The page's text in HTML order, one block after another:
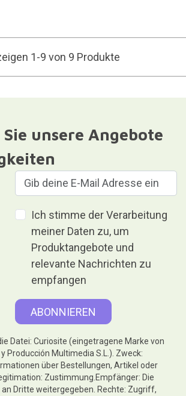
1-9 von 9 Produkte
unsere Angebote
Ich stimme der Verarbeitung
meiner Daten zu, um
Produktangebote und
relevante Nachrichten zu
empfangen
Datei: Curiosite (eingetragene Marke von
Producción Multimedia S.L.). Zweck:
über Bestellungen, Artikel oder
Zustimmung.Empfänger: Die
Dritte weitergegeben. Rechte: Zugriff,